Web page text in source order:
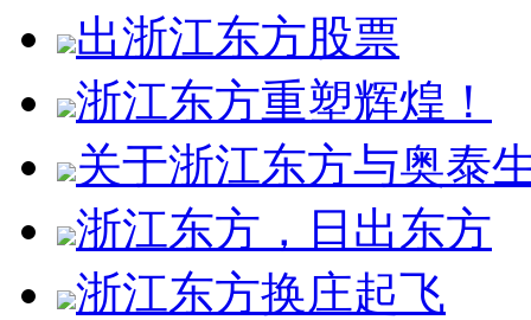
出浙江东方股票
浙江东方重塑辉煌！
关于浙江东方与奥泰
浙江东方，日出东方
浙江东方换庄起飞